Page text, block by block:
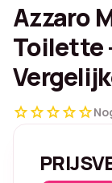
Azzaro
Toilette
starstarstarstarstar